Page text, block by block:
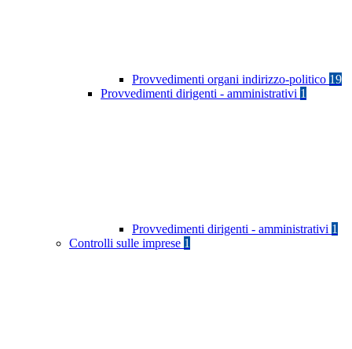
Provvedimenti organi indirizzo-politico 19
Provvedimenti dirigenti - amministrativi 1
Provvedimenti dirigenti - amministrativi 1
Controlli sulle imprese 1